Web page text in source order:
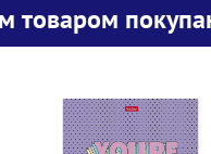
товаром